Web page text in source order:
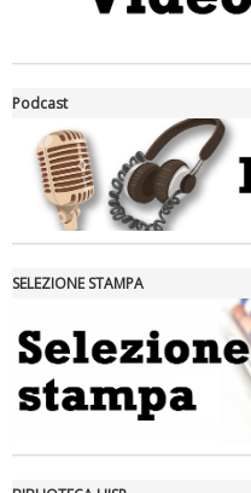
Tiziano Pesce nel Cda di
Podcast
SELEZIONE STAMPA